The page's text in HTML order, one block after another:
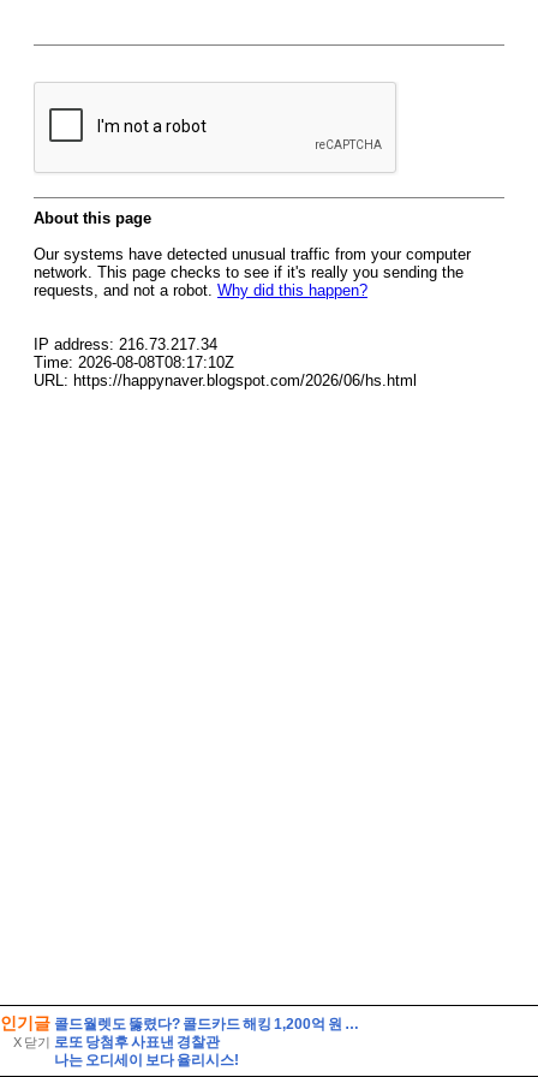
인기글
X 닫기
콜드월렛도 뚫렸다? 콜드카드 해킹 1,200억 원 피해와 안전한 대응법
로또 당첨후 사표낸 경찰관
나는 오디세이 보다 율리시스!